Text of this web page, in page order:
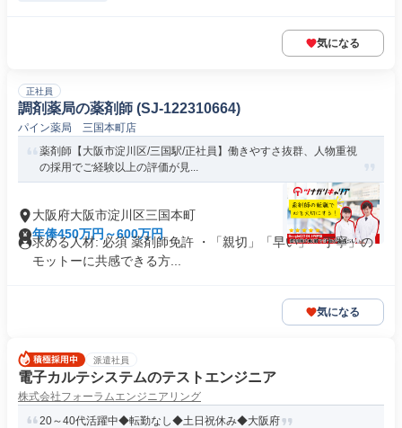
気になる
正社員
調剤薬局の薬剤師 (SJ-122310664)
パイン薬局 三国本町店
薬剤師【大阪市淀川区/三国駅/正社員】働きやすさ抜群、人物重視
の採用でご経験以上の評価が見...
大阪府大阪市淀川区三国本町
年俸450万円～600万円
求める人材: 必須 薬剤師免許 ・「親切」「早い」「丁寧」の
モットーに共感できる方...
気になる
派遣社員
電子カルテシステムのテストエンジニア
株式会社フォーラムエンジニアリング
20～40代活躍中◆転勤なし◆土日祝休み◆大阪府